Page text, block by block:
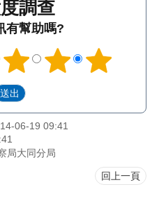
調查
有幫助嗎?
06-19 09:41
局大同分局
回上一頁